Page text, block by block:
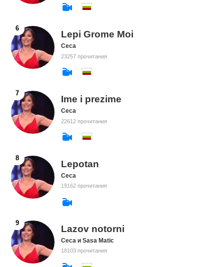
Lepi Grome Moi
Ceca
23257 прочитания
Ime i prezime
Ceca
22612 прочитания
Lepotan
Ceca
19162 прочитания
Lazov notorni
Ceca и Sasa Matic
18103 прочитания